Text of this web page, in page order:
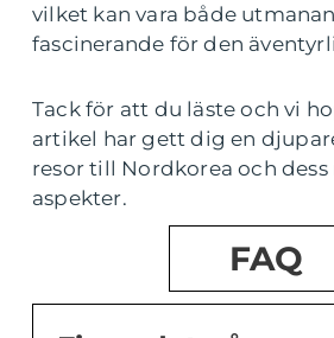
vilket kan vara både
fascinerande för den
Tack för att du läste och vi
artikel har gett dig en
resor till Nordkorea och dess
aspekter.
FAQ